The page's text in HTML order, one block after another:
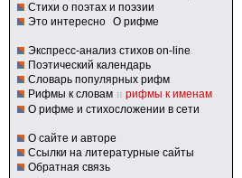
Стихи о поэтах и поэзии
Это интересно О рифме
Экспресс-анализ стихов on-line
Поэтический календарь
Словарь популярных рифм
Рифмы к словам и рифмы к именам
О рифме и стихосложении в сети
О сайте и авторе
Ссылки на литературные сайты
Обратная связь